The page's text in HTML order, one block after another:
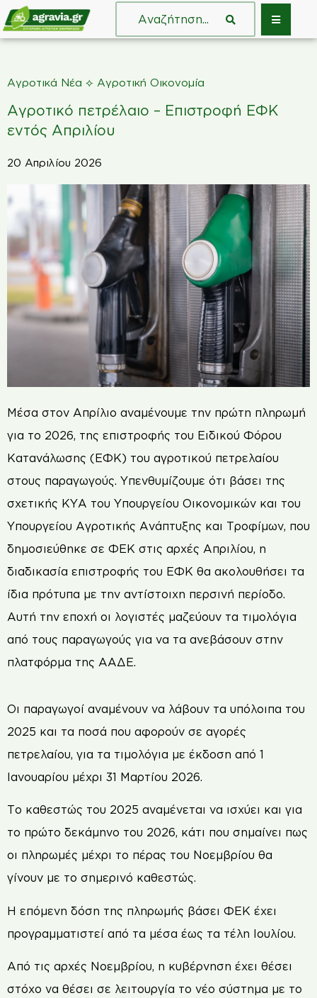
Αγροτικά Νέα ⟡ Αγροτική Οικονομία
Αγροτικό πετρέλαιο – Επιστροφή ΕΦΚ
εντός Απριλίου
20 Απριλίου 2026
Μέσα στον Απρίλιο αναμένουμε την πρώτη πληρωμή
για το 2026, της επιστροφής του Ειδικού Φόρου
Κατανάλωσης (ΕΦΚ) του αγροτικού πετρελαίου
στους παραγωγούς. Υπενθυμίζουμε ότι βάσει της
σχετικής ΚΥΑ του Υπουργείου Οικονομικών και του
Υπουργείου Αγροτικής Ανάπτυξης και Τροφίμων, που
δημοσιεύθηκε σε ΦΕΚ στις αρχές Απριλίου, η
διαδικασία επιστροφής του ΕΦΚ θα ακολουθήσει τα
ίδια πρότυπα με την αντίστοιχη περσινή περίοδο.
Αυτή την εποχή οι λογιστές μαζεύουν τα τιμολόγια
από τους παραγωγούς για να τα ανεβάσουν στην
πλατφόρμα της ΑΑΔΕ.
Οι παραγωγοί αναμένουν να λάβουν τα υπόλοιπα του
2025 και τα ποσά που αφορούν σε αγορές
πετρελαίου, για τα τιμολόγια με έκδοση από 1
Ιανουαρίου μέχρι 31 Μαρτίου 2026.
Το καθεστώς του 2025 αναμένεται να ισχύει και για
το πρώτο δεκάμηνο του 2026, κάτι που σημαίνει πως
οι πληρωμές μέχρι το πέρας του Νοεμβρίου θα
γίνουν με το σημερινό καθεστώς.
Η επόμενη δόση της πληρωμής βάσει ΦΕΚ έχει
προγραμματιστεί από τα μέσα έως τα τέλη Ιουλίου.
Από τις αρχές Νοεμβρίου, η κυβέρνηση έχει θέσει
στόχο να θέσει σε λειτουργία το νέο σύστημα με το